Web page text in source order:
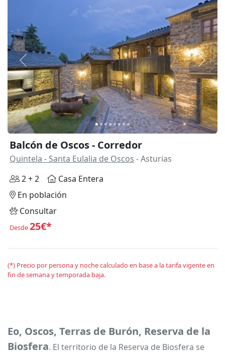
Anterior
Balcón de Oscos - Corredor
Quintela - Santa Eulalia de Oscos - Asturias
2 + 2
Casa Entera
En población
Consultar
Desde25€*
(*) Precio por persona y noche calculado en base a la tarifa vigente en
fin de semana y temporada baja.
Eo, Oscos, Terras de Burón, Reserva de la
Biosfera. El territorio de la Reserva de Biosfera se